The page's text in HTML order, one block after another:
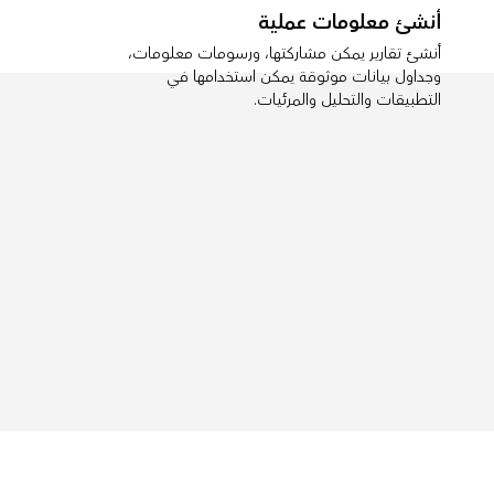
أنشئ معلومات عملية
أنشئ تقارير يمكن مشاركتها، ورسومات معلومات،
وجداول بيانات موثوقة يمكن استخدامها في
التطبيقات والتحليل والمرئيات.